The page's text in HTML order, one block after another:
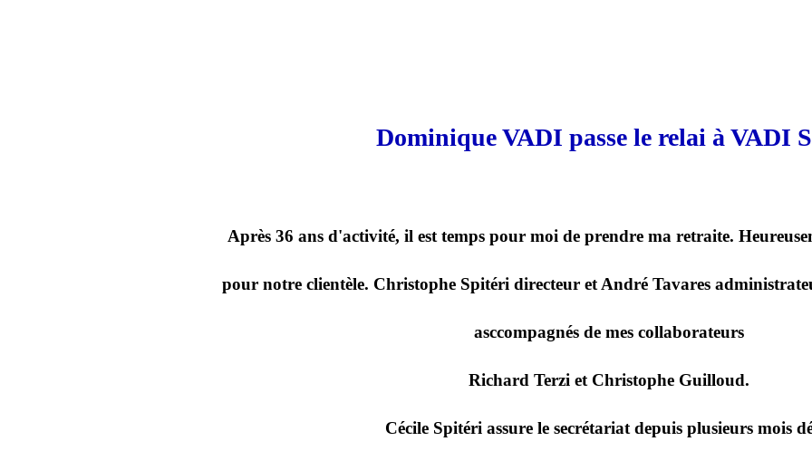
Dominique VADI passe le relai à VADI
Après 36 ans d'activité, il est temps pour moi de prendre ma retraite.
pour notre clientèle. Christophe Spitéri directeur et André Tavares
asccompagnés de mes collaborateurs
Richard Terzi et Christophe Guilloud.
Cécile Spitéri assure le secrétariat depuis plusieurs mois